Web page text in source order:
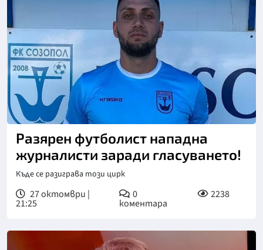
Разярен футболист нападна
журналисти заради гласуването!
Къде се разиграва този цирк
27 октомври |
21:25
0
коментара
2238